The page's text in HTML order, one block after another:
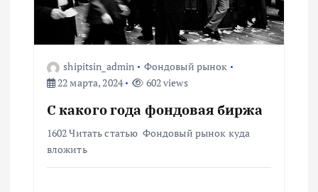
shipitsin_admin
Фондовый рынок
22 марта, 2024
602 views
С какого года фондовая биржа
1602 Читать статью Фондовый рынок куда
вложить